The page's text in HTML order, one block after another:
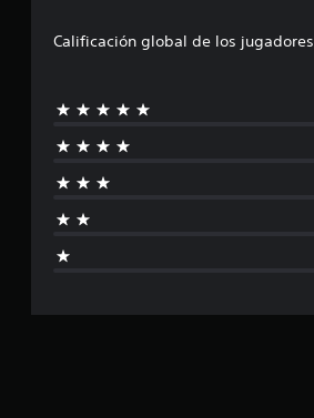
Calificación global de los jugadores